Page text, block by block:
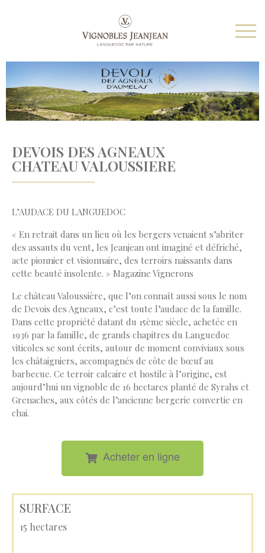
DEVOIS DES AGNEAUX
CHATEAU VALOUSSIERE
L’AUDACE DU LANGUEDOC
« En retrait dans un lieu où les bergers venaient s’abriter
des assauts du vent, les Jeanjean ont imaginé et défriché,
acte pionnier et visionnaire, des terroirs naissants dans
cette beauté insolente. » Magazine Vignerons
Le château Valoussière, que l’on connaît aussi sous le nom
de Devois des Agneaux, c’est toute l’audace de la famille.
Dans cette propriété datant du 15ème siècle, achetée en
1936 par la famille, de grands chapitres du Languedoc
viticoles se sont écrits, autour de moment conviviaux sous
les châtaigniers, accompagnés de côte de bœuf au
barbecue. Ce terroir calcaire et hostile à l’origine, est
aujourd’hui un vignoble de 16 hectares planté de Syrahs et
Grenaches, aux côtés de l’ancienne bergerie convertie en
chai.
Acheter en ligne
SURFACE
15 hectares